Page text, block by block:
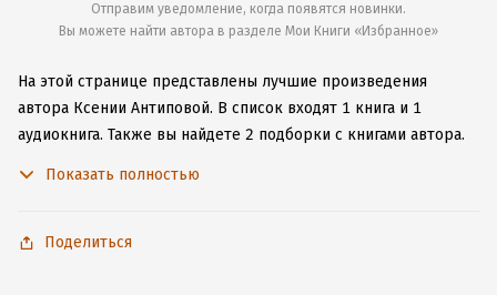
Отправим уведомление, когда появятся новинки.
Вы можете найти автора в разделе Мои Книги «Избранное»
На этой странице представлены лучшие произведения
автора Ксении Антиповой. В список входят 1 книга и 1
аудиокнига. Также вы найдете 2 подборки с книгами автора.
чтобы не расставаться с любимыми произведениями даже
Показать полностью
Поделиться